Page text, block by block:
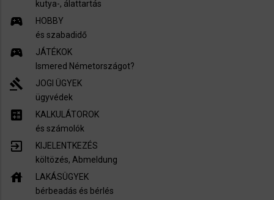
kutya-, álattartás
sports_esports
HOBBY
és szabadidő
sports_esports
JÁTÉKOK
Ismered Németországot?
gavel
JOGI ÜGYEK
ügyvédek
calculate
KALKULÁTOROK
és számolók
exit_to_app
KIJELENTKEZÉS
költözés, Abmeldung
house
LAKÁSÜGYEK
bérbeadás és bérlés